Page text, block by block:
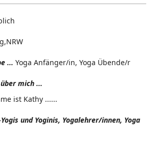
... Yoga Anfänger/in, Yoga Übende/r
mich ...
ist Kathy ......
und Yoginis, Yogalehrer/innen, Yoga